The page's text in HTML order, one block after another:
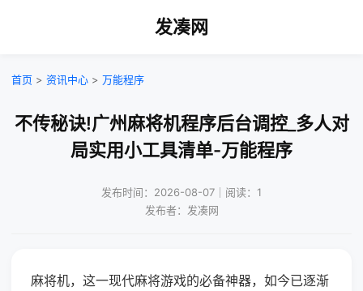
发凑网
首页 > 资讯中心 > 万能程序
不传秘诀!广州麻将机程序后台调控_多人对
局实用小工具清单-万能程序
发布时间：2026-08-07｜阅读：1
发布者：发凑网
麻将机，这一现代麻将游戏的必备神器，如今已逐渐